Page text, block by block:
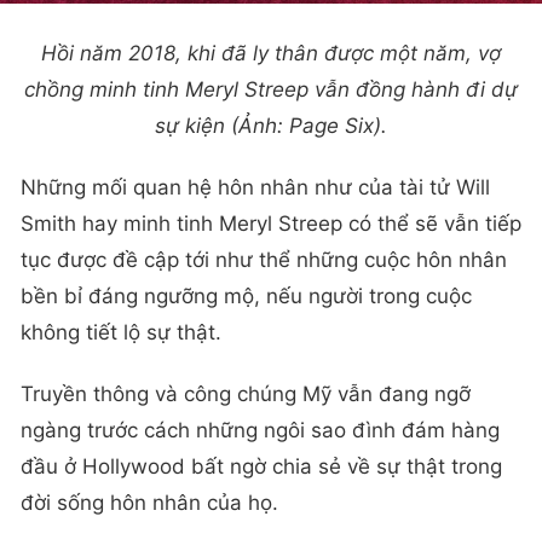
Hồi năm 2018, khi đã ly thân được một năm, vợ
chồng minh tinh Meryl Streep vẫn đồng hành đi dự
sự kiện (Ảnh: Page Six).
Những mối quan hệ hôn nhân như của tài tử Will
Smith hay minh tinh Meryl Streep có thể sẽ vẫn tiếp
tục được đề cập tới như thể những cuộc hôn nhân
bền bỉ đáng ngưỡng mộ, nếu người trong cuộc
không tiết lộ sự thật.
Truyền thông và công chúng Mỹ vẫn đang ngỡ
ngàng trước cách những ngôi sao đình đám hàng
đầu ở Hollywood bất ngờ chia sẻ về sự thật trong
đời sống hôn nhân của họ.